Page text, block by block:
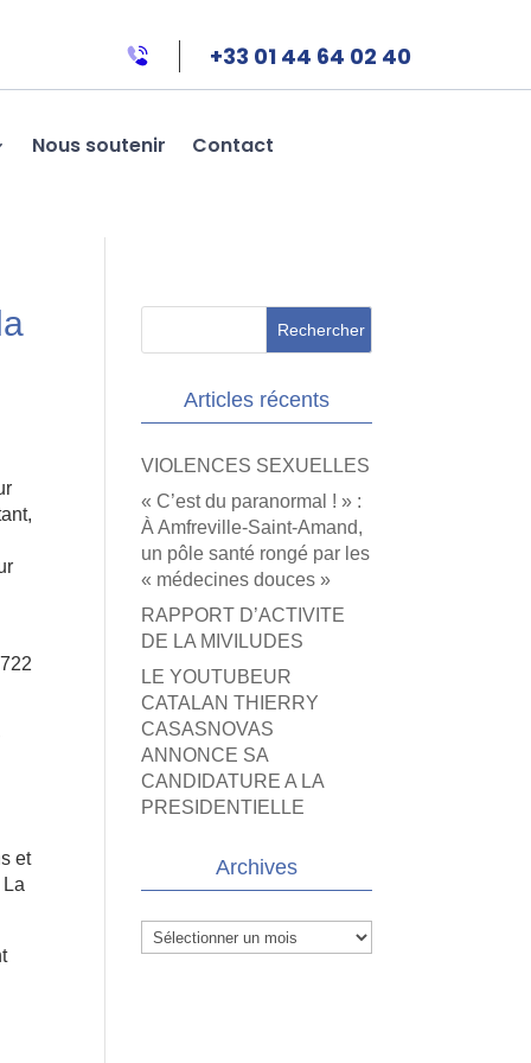
+33 01 44 64 02 40
Nous soutenir Contact
et
Articles récents
VIOLENCES SEXUELLES
« C’est du paranormal ! » :
À Amfreville-Saint-Amand,
un pôle santé rongé par les
« médecines douces »
RAPPORT D’ACTIVITE
DE LA MIVILUDES
LE YOUTUBEUR
CATALAN THIERRY
CASASNOVAS
ANNONCE SA
CANDIDATURE A LA
PRESIDENTIELLE
Archives
Archives